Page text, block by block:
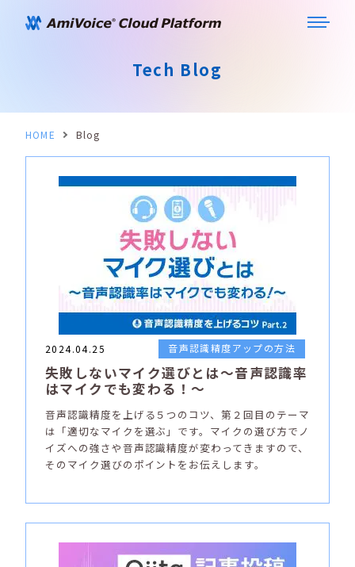
Tech Blog
HOME Blog
2024.04.25 音声認識精度アップの方法
失敗しないマイク選びとは～音声認識率
はマイクでも変わる！～
音声認識精度を上げる５つのコツ、第２回目のテーマ
は「適切なマイクを選ぶ」です。マイクの選び方でノ
イズへの強さや音声認識精度が変わってきますので、
そのマイク選びのポイントをお伝えします。